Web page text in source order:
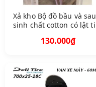
Xả kho Bộ đồ bầu và sau
sinh chất cotton có lật ti
130.000₫